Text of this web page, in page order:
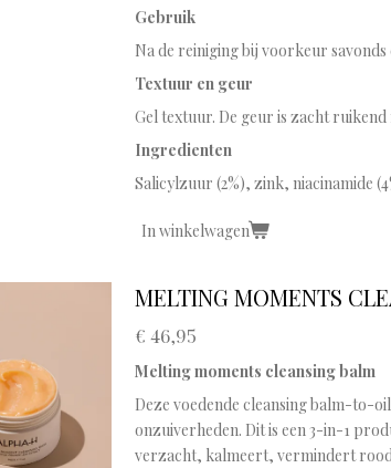
Gebruik
Na de reiniging bij voorkeur
Textuur en geur
Gel textuur. De geur is zacht
Ingredienten
Salicylzuur (2%), zink, niacinamide
In winkelwagen
MELTING MOMENTS
€ 46,95
Melting moments cleansing balm
Deze voedende cleansing balm-to-
onzuiverheden. Dit is een 3-in-1
verzacht, kalmeert, vermindert